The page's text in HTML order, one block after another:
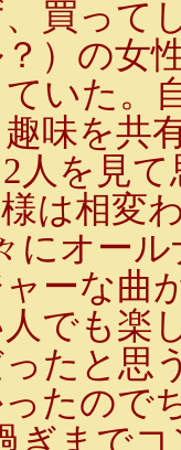
買って
）の女
いた。
味を共
人を見
は相変
にオー
ーな曲
でも楽
たと思
たので
ぎまで